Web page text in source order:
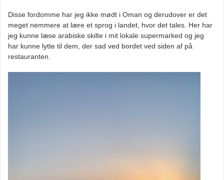
Disse fordomme har jeg ikke mødt i Oman og derudover er det
meget nemmere at lære et sprog i landet, hvor det tales. Her har
jeg kunne læse arabiske skilte i mit lokale supermarked og jeg
har kunne lytte til dem, der sad ved bordet ved siden af på
restauranten.